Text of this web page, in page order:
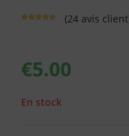
client
(24 avis
€5.00
En stock